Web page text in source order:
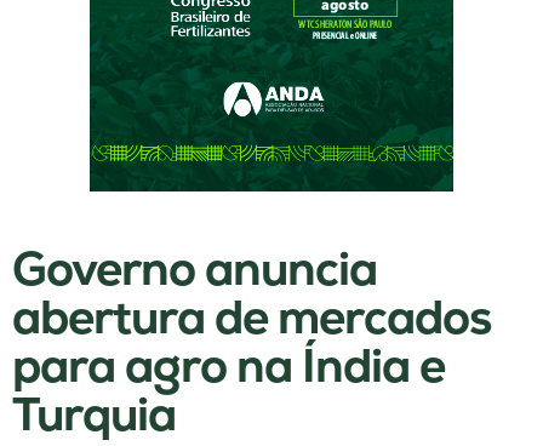
Governo anuncia
abertura de mercados
para agro na Índia e
Turquia